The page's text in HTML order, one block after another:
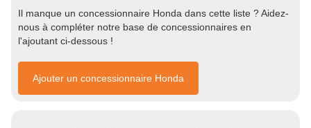
Il manque un concessionnaire Honda dans cette liste ? Aidez-
nous à compléter notre base de concessionnaires en
l'ajoutant ci-dessous !
Ajouter un concessionnaire Honda